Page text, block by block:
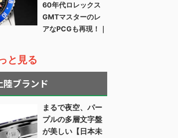
60年代ロレックス
GMTマスターのレ
アなPCGも再現！｜
と見る
陸ブランド
まるで夜空、パー
プルの多層文字盤
が美しい【日本未